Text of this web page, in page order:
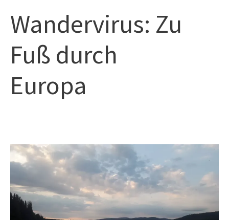
Inhalt
springen
Wandervirus: Zu
Fuß durch
Europa